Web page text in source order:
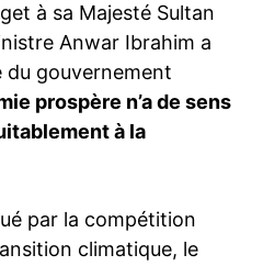
à sa Majesté Sultan
Anwar Ibrahim a
du gouvernement
prospère n’a de sens
à la
par la compétition
climatique, le